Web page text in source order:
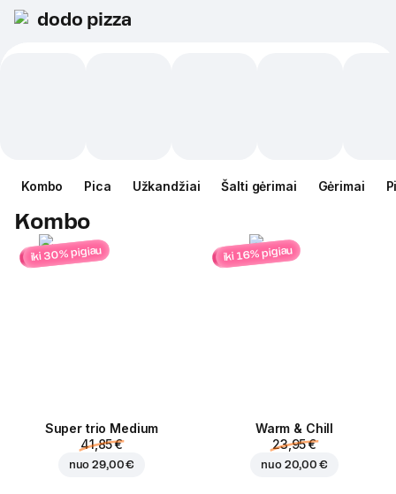
dodo pizza
Kombo Pica Užkandžiai Šalti gėrimai Gėrimai
Kombo
iki 30% pigiau
Super trio Medium
41,85 €
nuo29,00 €
iki 16% pigiau
Warm & Chill
23,95 €
nuo 20,00 €